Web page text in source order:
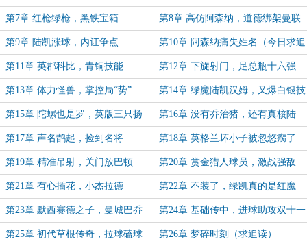
第7章 红枪绿枪，黑铁宝箱 第8章 高仿阿森纳，道德绑架曼联
第9章 陆凯涨球，内讧争点 第10章 阿森纳痛失姓名（今日求追
读）
第11章 英郡科比，青铜技能 第12章 下旋射门，足总瓶十六强
第13章 体力怪兽，掌控局“势” 第14章 绿魔陆凯汉姆，又爆白银技
能
第15章 陀螺也是罗，英版三只扬 第16章 没有乔治猪，还有真核陆
第17章 声名鹊起，捡到名将 第18章 英格兰坏小子被忽悠瘸了
第19章 精准吊射，关门放巴顿 第20章 赏金猎人球员，激战强敌
第21章 有心插花，小杰拉德 第22章 不装了，绿凯真的是红魔
第23章 默西赛德之子，曼城巴乔 第24章 基础传中，进球助攻双十一
第25章 初代草根传奇，拉球磕球 第26章 梦碎时刻（求追读）